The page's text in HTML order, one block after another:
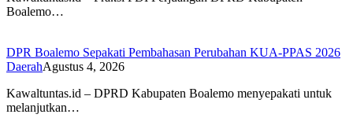
Boalemo…
DPR Boalemo Sepakati Pembahasan Perubahan KUA-PPAS 2026
DaerahAgustus 4, 2026
Kawaltuntas.id – DPRD Kabupaten Boalemo menyepakati untuk
melanjutkan…